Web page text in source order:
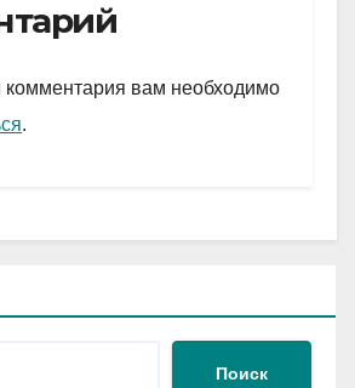
A
p
и
комментария вам необходимо
.
Поиск